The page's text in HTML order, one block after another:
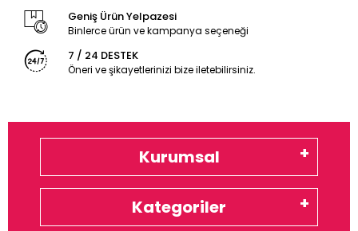
Geniş Ürün Yelpazesi
Binlerce ürün ve kampanya seçeneği
7 / 24 DESTEK
Öneri ve şikayetlerinizi bize iletebilirsiniz.
Kurumsal
Kategoriler